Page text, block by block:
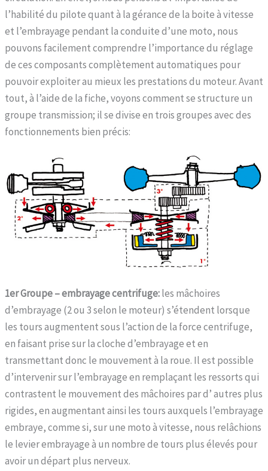
l’habilité du pilote quant à la gérance de la boite à vitesse
et l’embrayage pendant la conduite d’une moto, nous
pouvons facilement comprendre l’importance du réglage
de ces composants complètement automatiques pour
pouvoir exploiter au mieux les prestations du moteur. Avant
tout, à l’aide de la fiche, voyons comment se structure un
groupe transmission; il se divise en trois groupes avec des
fonctionnements bien précis:
1er Groupe – embrayage centrifuge:les mâchoires
d’embrayage (2 ou 3 selon le moteur) s’étendent lorsque
les tours augmentent sous l’action de la force centrifuge,
en faisant prise sur la cloche d’embrayage et en
transmettant donc le mouvement à la roue. Il est possible
d’intervenir sur l’embrayage en remplaçant les ressorts qui
contrastent le mouvement des mâchoires par d’ autres plus
rigides, en augmentant ainsi les tours auxquels l’embrayage
embraye, comme si, sur une moto à vitesse, nous relâchions
le levier embrayage à un nombre de tours plus élevés pour
avoir un départ plus nerveux.